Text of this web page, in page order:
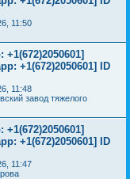
11:50
+1(672)2050601] ID
11:48
завод тяжелого
+1(672)2050601] ID
11:47